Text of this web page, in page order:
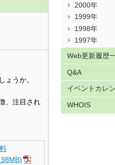
ょうか。
、注目され
2000年
1999年
1998年
1997年
Web更新履歴
Q&A
イベントカレ
WHOIS